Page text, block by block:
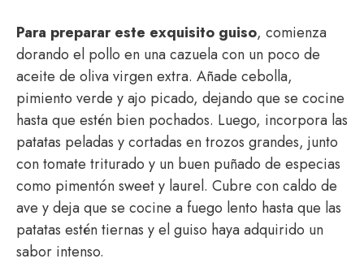
Para preparar este exquisito guiso, comienza
dorando el pollo en una cazuela con un poco de
aceite de oliva virgen extra. Añade cebolla,
pimiento verde y ajo picado, dejando que se cocine
hasta que estén bien pochados. Luego, incorpora las
patatas peladas y cortadas en trozos grandes, junto
con tomate triturado y un buen puñado de especias
como pimentón sweet y laurel. Cubre con caldo de
ave y deja que se cocine a fuego lento hasta que las
patatas estén tiernas y el guiso haya adquirido un
sabor intenso.